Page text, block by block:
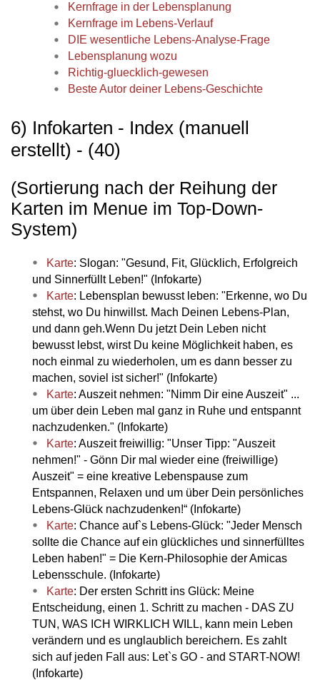
Kernfrage in der Lebensplanung
Kernfrage im Lebens-Verlauf
DIE wesentliche Lebens-Analyse-Frage
Lebensplanung wozu
Richtig-gluecklich-gewesen
Beste Autor deiner Lebens-Geschichte
6) Infokarten - Index (manuell
erstellt) - (40)
(Sortierung nach der Reihung der
Karten im Menue im Top-Down-
System)
Karte: Slogan: "Gesund, Fit, Glücklich, Erfolgreich
und Sinnerfüllt Leben!" (Infokarte)
Karte: Lebensplan bewusst leben: "Erkenne, wo Du
stehst, wo Du hinwillst. Mach Deinen Lebens-Plan,
und dann geh.Wenn Du jetzt Dein Leben nicht
bewusst lebst, wirst Du keine Möglichkeit haben, es
noch einmal zu wiederholen, um es dann besser zu
machen, soviel ist sicher!" (Infokarte)
Karte: Auszeit nehmen: "Nimm Dir eine Auszeit" ...
um über dein Leben mal ganz in Ruhe und entspannt
nachzudenken." (Infokarte)
Karte: Auszeit freiwillig: "Unser Tipp: "Auszeit
nehmen!" - Gönn Dir mal wieder eine (freiwillige)
Auszeit" = eine kreative Lebenspause zum
Entspannen, Relaxen und um über Dein persönliches
Lebens-Glück nachzudenken!“ (Infokarte)
Karte: Chance auf`s Lebens-Glück: "Jeder Mensch
sollte die Chance auf ein glückliches und sinnerfülltes
Leben haben!" = Die Kern-Philosophie der Amicas
Lebensschule. (Infokarte)
Karte: Der ersten Schritt ins Glück: Meine
Entscheidung, einen 1. Schritt zu machen - DAS ZU
TUN, WAS ICH WIRKLICH WILL, kann mein Leben
verändern und es unglaublich bereichern. Es zahlt
sich auf jeden Fall aus: Let`s GO - and START-NOW!
(Infokarte)